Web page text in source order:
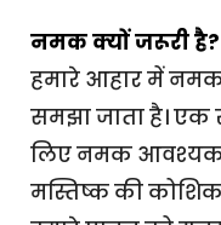
नमक क्यों जरूरी
हमारे आहार में
समझा जाता है।
लिए नमक आवश्यक
मस्तिष्क की